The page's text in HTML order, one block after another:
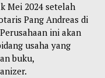
Mei 2024 setelah
Pang Andreas di
ini akan
usaha yang
buku,